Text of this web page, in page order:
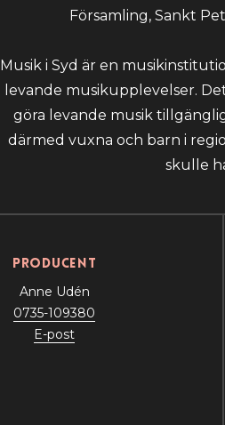
Församling, Sankt
Musik i Syd är en
levande musikupplevelser.
göra levande musik
därmed vuxna och barn i
skulle
Producent
Anne Udén
0735-109380
E-post